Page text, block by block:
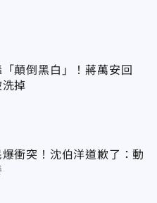
顛倒黑白」！蔣萬安回
掉
衝突！沈伯洋道歉了：動